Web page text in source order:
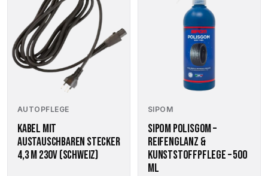
AUTOPFLEGE
KABEL MIT
AUSTAUSCHBAREN STECKER
4,3 M 230V (SCHWEIZ)
SIPOM
SIPOM POLISGOM –
REIFENGLANZ &
KUNSTSTOFFPFLEGE – 500
ML